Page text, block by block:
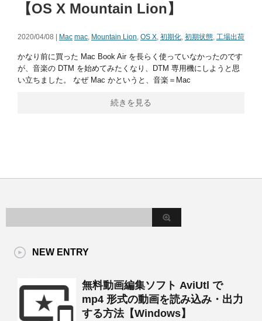
【OS X Mountain Lion】
2020/04/08 | Mac mac, Mountain Lion, OS X, 初期化, 初期状態, 工場出荷
かなり前に買った Mac Book Air を長らく使っていなかったのです
が、音楽の DTM を始めてみたくなり、DTM 専用機にしようと思
い立ちました。 なぜ Mac かというと、音楽＝Mac
続きを見る
NEW ENTRY
無料動画編集ソフト AviUtl で
mp4 形式の動画を読み込み・出力
する方法【Windows】